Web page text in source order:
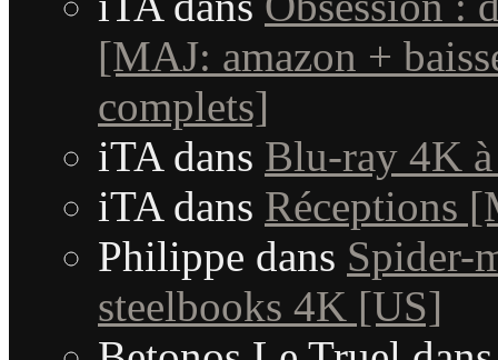
[MAJ: amazon +
complets]
iTAdans Blu-ray 4K
iTAdans Réceptions
Philippe dans Spider-
steelbooks 4K [US]